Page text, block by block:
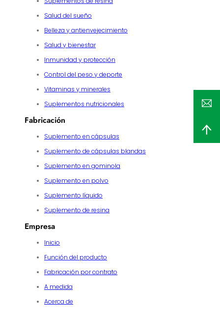
Salud del sueño
Belleza y antienvejecimiento
Salud y bienestar
Inmunidad y protección
Control del peso y deporte
Vitaminas y minerales
Suplementos nutricionales
Fabricación
Suplemento en cápsulas
Suplemento de cápsulas blandas
Suplemento en gominola
Suplemento en polvo
Suplemento líquido
Suplemento de resina
Empresa
Inicio
Función del producto
Fabricación por contrato
A medida
Acerca de